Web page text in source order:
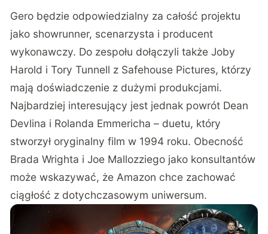
Gero będzie odpowiedzialny za całość projektu
jako showrunner, scenarzysta i producent
wykonawczy. Do zespołu dołączyli także Joby
Harold i Tory Tunnell z Safehouse Pictures, którzy
mają doświadczenie z dużymi produkcjami.
Najbardziej interesujący jest jednak powrót Dean
Devlina i Rolanda Emmericha – duetu, który
stworzył oryginalny film w 1994 roku. Obecność
Brada Wrighta i Joe Mallozziego jako konsultantów
może wskazywać, że Amazon chce zachować
ciągłość z dotychczasowym uniwersum.